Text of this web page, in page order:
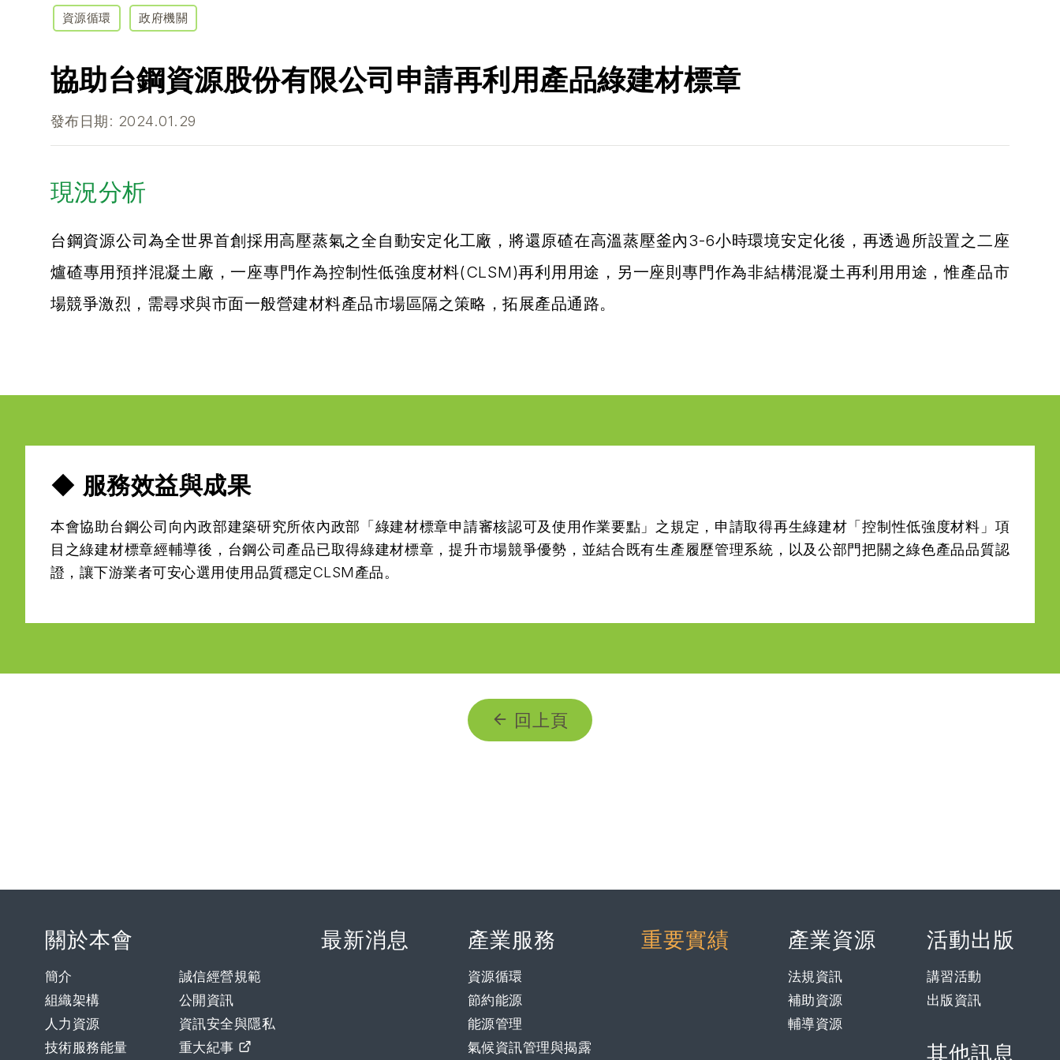
資源循環 政府機關
協助台鋼資源股份有限公司申請再利用產品綠建材標章
發布日期: 2024.01.29
現況分析
台鋼資源公司為全世界首創採用高壓蒸氣之全自動安定化工廠，將還原碴在高溫蒸壓釜內3-6小時環境安定化後，再透過所設置之二座
爐碴專用預拌混凝土廠，一座專門作為控制性低強度材料(CLSM)再利用用途，另一座則專門作為非結構混凝土再利用用途，惟產品市
場競爭激烈，需尋求與市面一般營建材料產品市場區隔之策略，拓展產品通路。
◆ 服務效益與成果
本會協助台鋼公司向內政部建築研究所依內政部「綠建材標章申請審核認可及使用作業要點」之規定，申請取得再生綠建材「控制性低強度材料」項
目之綠建材標章經輔導後，台鋼公司產品已取得綠建材標章，提升市場競爭優勢，並結合既有生產履歷管理系統，以及公部門把關之綠色產品品質認
回上頁
關於本會
簡介
組織架構
人力資源
技術服務能量
誠信經營規範
公開資訊
資訊安全與隱私
重大紀事
最新消息 產業服務
資源循環
節約能源
能源管理
氣候資訊管理與揭露
重要實績 產業資源
法規資訊
補助資源
輔導資源
活動出版
講習活動
出版資訊
其他訊息